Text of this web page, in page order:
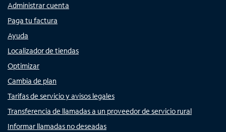
Administrar cuenta
Paga tu factura
Ayuda
Localizador de tiendas
Optimizar
Cambia de plan
Tarifas de servicio y avisos legales
Transferencia de llamadas a un proveedor de servicio rural
Informar llamadas no deseadas